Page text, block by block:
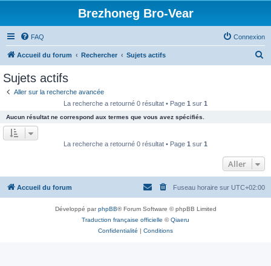
Brezhoneg Bro-Vear
FAQ Connexion
Accueil du forum Rechercher Sujets actifs
e
r
Sujets actifs
Aller sur la recherche avancée
La recherche a retourné 0 résultat • Page 1 sur 1
Aucun résultat ne correspond aux termes que vous avez spécifiés.
La recherche a retourné 0 résultat • Page 1 sur 1
Aller
Accueil du forum Fuseau horaire sur UTC+02:00
Développé parphpBB® Forum Software © phpBB Limited
Traduction française officielle ©Qiaeru
Confidentialité | Conditions